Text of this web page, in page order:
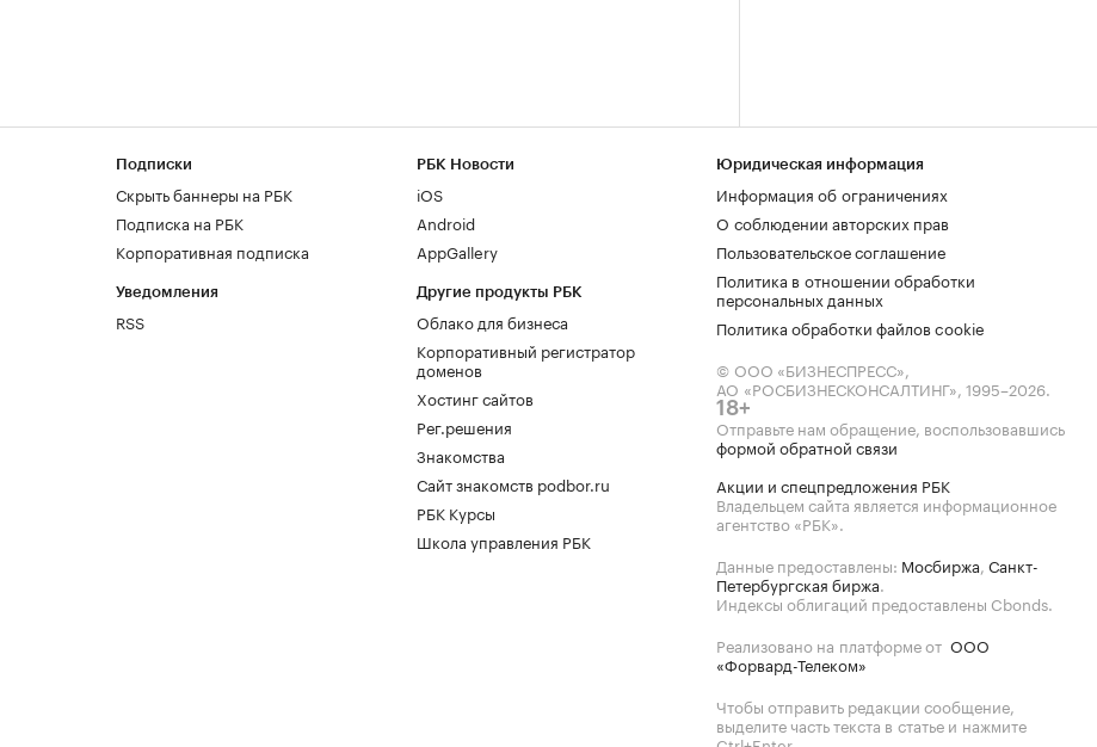
Подписки
Скрыть баннеры на РБК
Подписка на РБК
Корпоративная подписка
Уведомления
RSS
РБК Новости
iOS
Android
AppGallery
Другие продукты РБК
Облако для бизнеса
Корпоративный регистратор
доменов
Хостинг сайтов
Рег.решения
Знакомства
Сайт знакомств podbor.ru
РБК Курсы
Школа управления РБК
Юридическая информация
Информация об ограничениях
О соблюдении авторских прав
Пользовательское соглашение
Политика в отношении обработки
персональных данных
Политика обработки файлов cookie
© ООО «БИЗНЕСПРЕСС»,
АО «РОСБИЗНЕСКОНСАЛТИНГ», 1995–2026.
18+
Отправьте нам обращение, воспользовавшись
формой обратной связи
Акции и спецпредложения РБК
Владельцем сайта является информационное
агентство «РБК».
Данные предоставлены: Мосбиржа, Санкт-
Петербургская биржа.
Индексы облигаций предоставлены Cbonds.
Реализовано на платформе от ООО
«Форвард-Телеком»
Чтобы отправить редакции сообщение,
выделите часть текста в статье и нажмите